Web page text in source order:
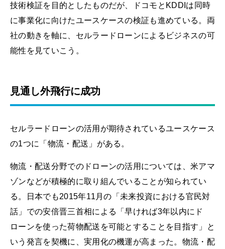
技術検証を目的としたものだが、ドコモとKDDIは同時
に事業化に向けたユースケースの検証も進めている。両
社の動きを軸に、セルラードローンによるビジネスの可
能性を見ていこう。
見通し外飛行に成功
セルラードローンの活用が期待されているユースケース
の1つに「物流・配送」がある。
物流・配送分野でのドローンの活用については、米アマ
ゾンなどが積極的に取り組んでいることが知られてい
る。日本でも2015年11月の「未来投資における官民対
話」での安倍晋三首相による「早ければ3年以内にド
ローンを使った荷物配送を可能とすることを目指す」と
いう発言を契機に、実用化の機運が高まった。物流・配